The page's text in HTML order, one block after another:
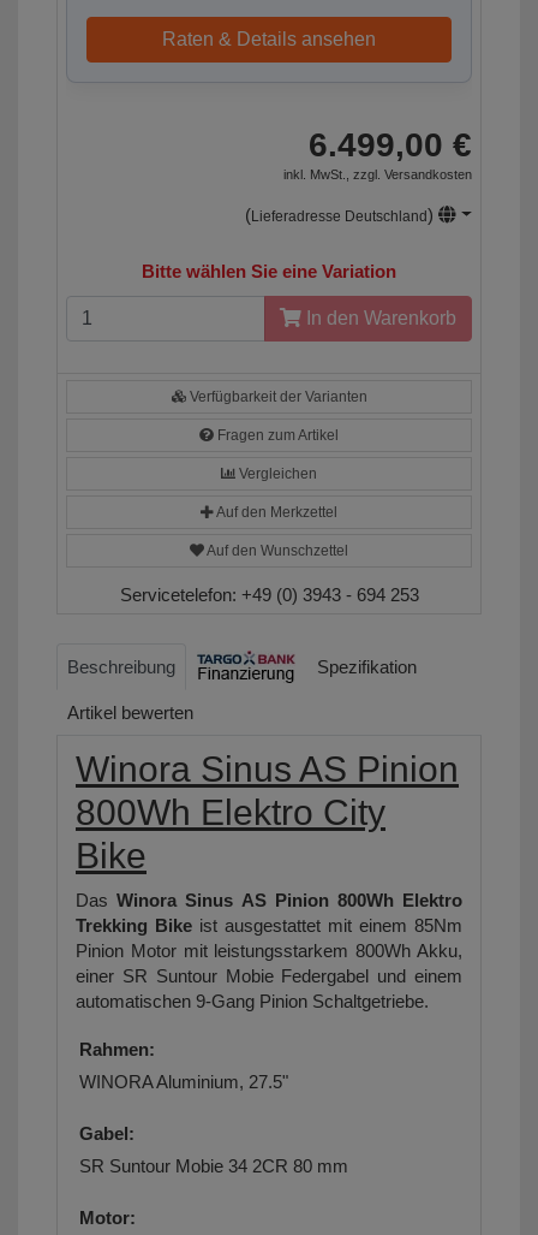
Raten & Details ansehen
6.499,00 €
inkl. MwSt., zzgl. Versandkosten
(Lieferadresse Deutschland)
Bitte wählen Sie eine Variation
In den Warenkorb
Verfügbarkeit der Varianten
Fragen zum Artikel
Vergleichen
Auf den Merkzettel
Auf den Wunschzettel
Servicetelefon: +49 (0) 3943 - 694 253
Beschreibung Spezifikation
Artikel bewerten
Winora Sinus AS Pinion
800Wh Elektro City
Bike
DasWinora Sinus AS Pinion 800Wh Elektro
Trekking Bike ist ausgestattet mit einem 85Nm
Pinion Motor mit leistungsstarkem 800Wh Akku,
einer SR Suntour Mobie Federgabel und einem
automatischen 9-Gang Pinion Schaltgetriebe.
Rahmen:
WINORA Aluminium, 27.5"
Gabel:
SR Suntour Mobie 34 2CR 80 mm
Motor: